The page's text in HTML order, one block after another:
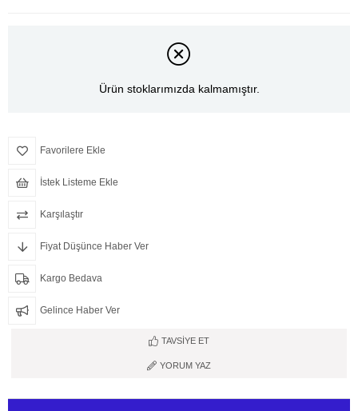
Ürün stoklarımızda kalmamıştır.
Favorilere Ekle
İstek Listeme Ekle
Karşılaştır
Fiyat Düşünce Haber Ver
Kargo Bedava
Gelince Haber Ver
TAVSIYE ET
YORUM YAZ